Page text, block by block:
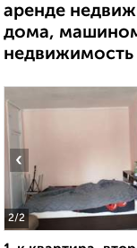
аренде
дома,
2/2
‹